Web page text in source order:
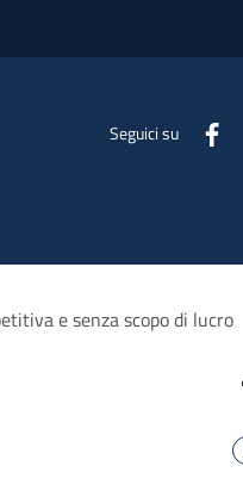
Seguici su
e senza scopo di lucro